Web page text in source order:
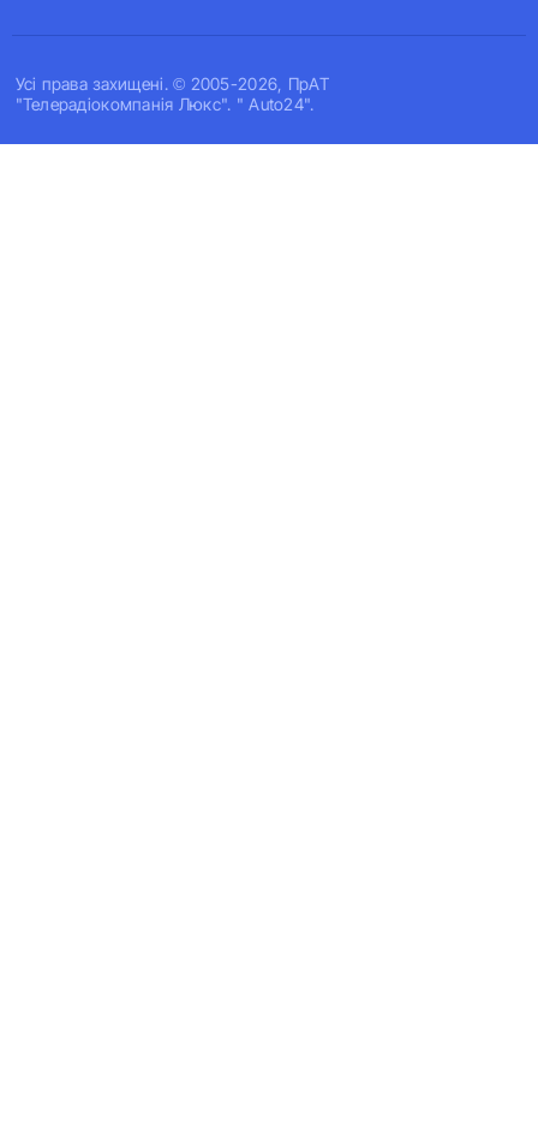
Усi права захищенi. © 2005-2026, ПрАТ
"Телерадіокомпанія Люкс". " Auto24".